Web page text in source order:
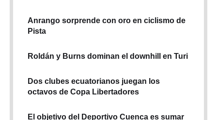
Anrango sorprende con oro en ciclismo de
Pista
Roldán y Burns dominan el downhill en Turi
Dos clubes ecuatorianos juegan los
octavos de Copa Libertadores
El objetivo del Deportivo Cuenca es sumar